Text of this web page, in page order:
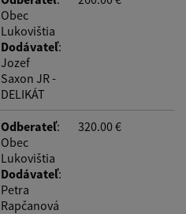
Obec
Lukovištia
Dodávateľ:
Jozef
Saxon JR -
DELIKÁT
Odberateľ:
Obec
Lukovištia
Dodávateľ:
Petra
Rapčanová
320.00 €